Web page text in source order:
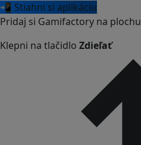
📲 Stiahni si aplikáciu
Pridaj si Gamifactory na plochu
Klepni na tlačidlo Zdieľať